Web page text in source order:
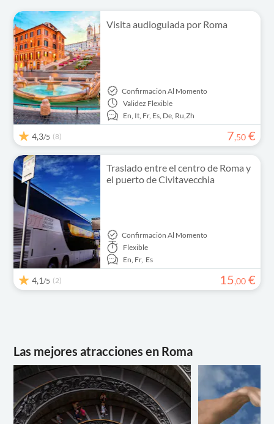
Visita audioguiada por Roma
Confirmación Al Momento
Validez Flexible
En, It, Fr, Es, De, Ru,Zh
4,3/5 (8) 7,50 €
Traslado entre el centro de Roma y
el puerto de Civitavecchia
Confirmación Al Momento
Flexible
En, Fr, Es
4,1/5 (2) 15,00 €
Las mejores atracciones en Roma